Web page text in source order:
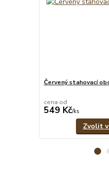
Červený stahovací
cena od
549 Kč/ks
Zvolit